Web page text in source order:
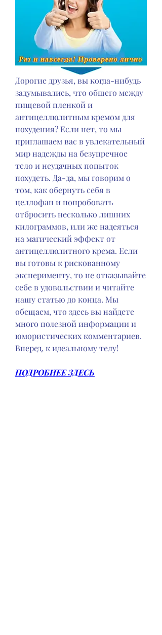
Дорогие друзья, вы когда-нибудь
задумывались, что общего между
пищевой пленкой и
антицеллюлитным кремом для
похудения? Если нет, то мы
приглашаем вас в увлекательный
мир надежды на безупречное
тело и неудачных попыток
похудеть. Да-да, мы говорим о
том, как обернуть себя в
целлофан и попробовать
отбросить несколько лишних
килограммов, или же надеяться
на магический эффект от
антицеллюлитного крема. Если
вы готовы к рискованному
эксперименту, то не отказывайте
себе в удовольствии и читайте
нашу статью до конца. Мы
обещаем, что здесь вы найдете
много полезной информации и
юмористических комментариев.
Вперед, к идеальному телу!
ПОДРОБНЕЕ ЗДЕСЬ